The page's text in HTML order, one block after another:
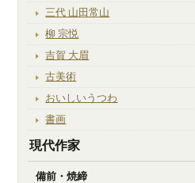
三代 山田常山
柳 宗悦
吉賀 大眉
古美術
おいしいうつわ
書画
現代作家
備前・焼締